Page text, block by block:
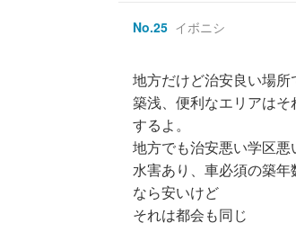
No.25 イボニシ
地方だけど治安良い場所
築浅、便利なエリアはそ
するよ。
地方でも治安悪い学区悪
水害あり、車必須の築年
なら安いけど
それは都会も同じ